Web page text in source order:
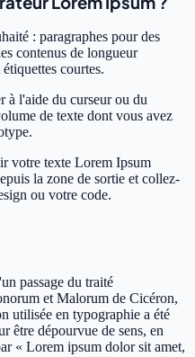
: paragraphes pour des
contenus de longueur
courtes.
à l'aide du curseur ou du
de texte dont vous avez
votre texte Lorem Ipsum
la zone de sortie et collez-
ou votre code.
passage du traité
et Malorum de Cicéron,
utilisée en typographie a été
être dépourvue de sens, en
« Lorem ipsum dolor sit amet,